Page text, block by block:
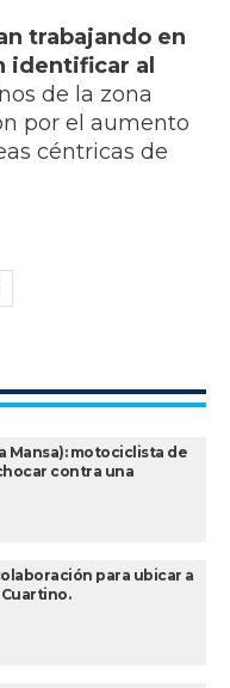
trabajando en
identificar al
de la zona
por el aumento
céntricas de
Mansa): motociclista de
contra una
para ubicar a